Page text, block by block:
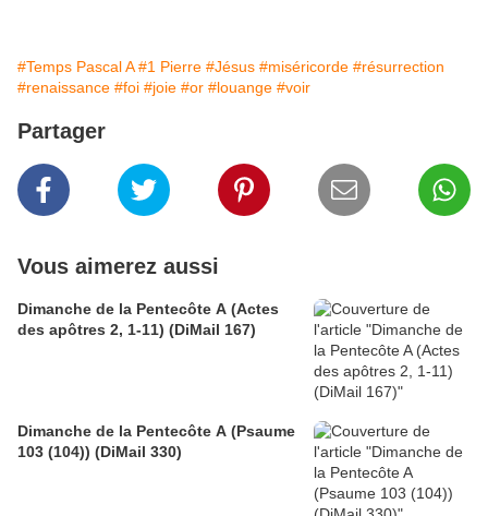
#Temps Pascal A #1 Pierre #Jésus #miséricorde #résurrection
#renaissance #foi #joie #or #louange #voir
Partager
Vous aimerez aussi
Dimanche de la Pentecôte A (Actes
des apôtres 2, 1-11) (DiMail 167)
Dimanche de la Pentecôte A (Psaume
103 (104)) (DiMail 330)